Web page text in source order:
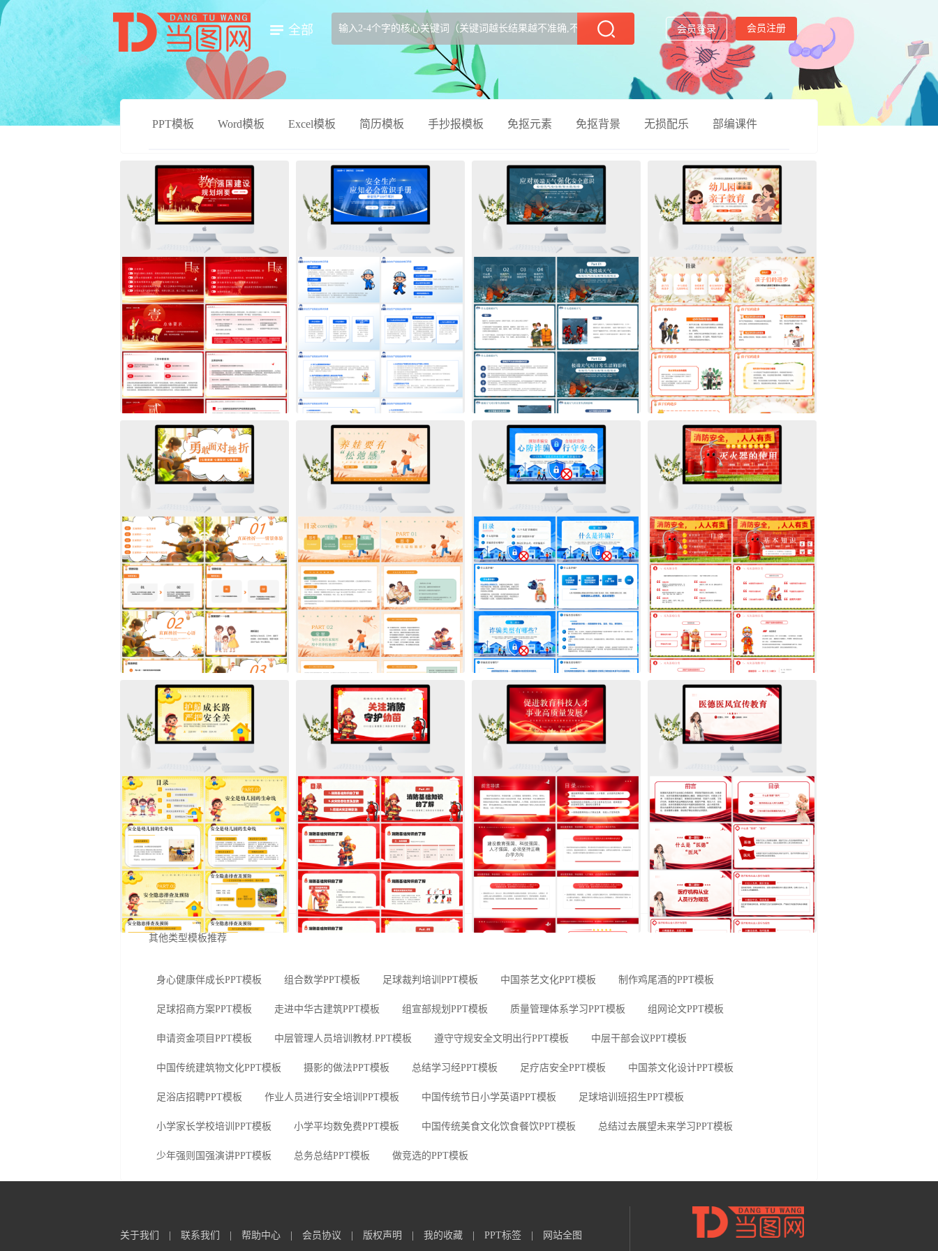
全部 会员登录 会员注册
PPT模板 Word模板 Excel模板 简历模板 手抄报模板 免抠元素 免抠背景 无损配乐 部编课件
其他类型模板推荐
身心健康伴成长PPT模板 组合数学PPT模板 足球裁判培训PPT模板 中国茶艺文化PPT模板 制作鸡尾酒的PPT模板
足球招商方案PPT模板 走进中华古建筑PPT模板 组宣部规划PPT模板 质量管理体系学习PPT模板 组网论文PPT模板
申请资金项目PPT模板 中层管理人员培训教材.PPT模板 遵守守规安全文明出行PPT模板 中层干部会议PPT模板
中国传统建筑物文化PPT模板 摄影的做法PPT模板 总结学习经PPT模板 足疗店安全PPT模板 中国茶文化设计PPT模板
足浴店招聘PPT模板 作业人员进行安全培训PPT模板 中国传统节日小学英语PPT模板 足球培训班招生PPT模板
小学家长学校培训PPT模板 小学平均数免费PPT模板 中国传统美食文化饮食餐饮PPT模板 总结过去展望未来学习PPT模板
少年强则国强演讲PPT模板 总务总结PPT模板 做竞选的PPT模板
关于我们 联系我们 帮助中心 会员协议 版权声明 我的收藏 PPT标签 网站全图